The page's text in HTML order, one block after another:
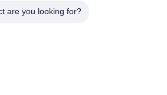
Controle De Qualidade
are you looking for?